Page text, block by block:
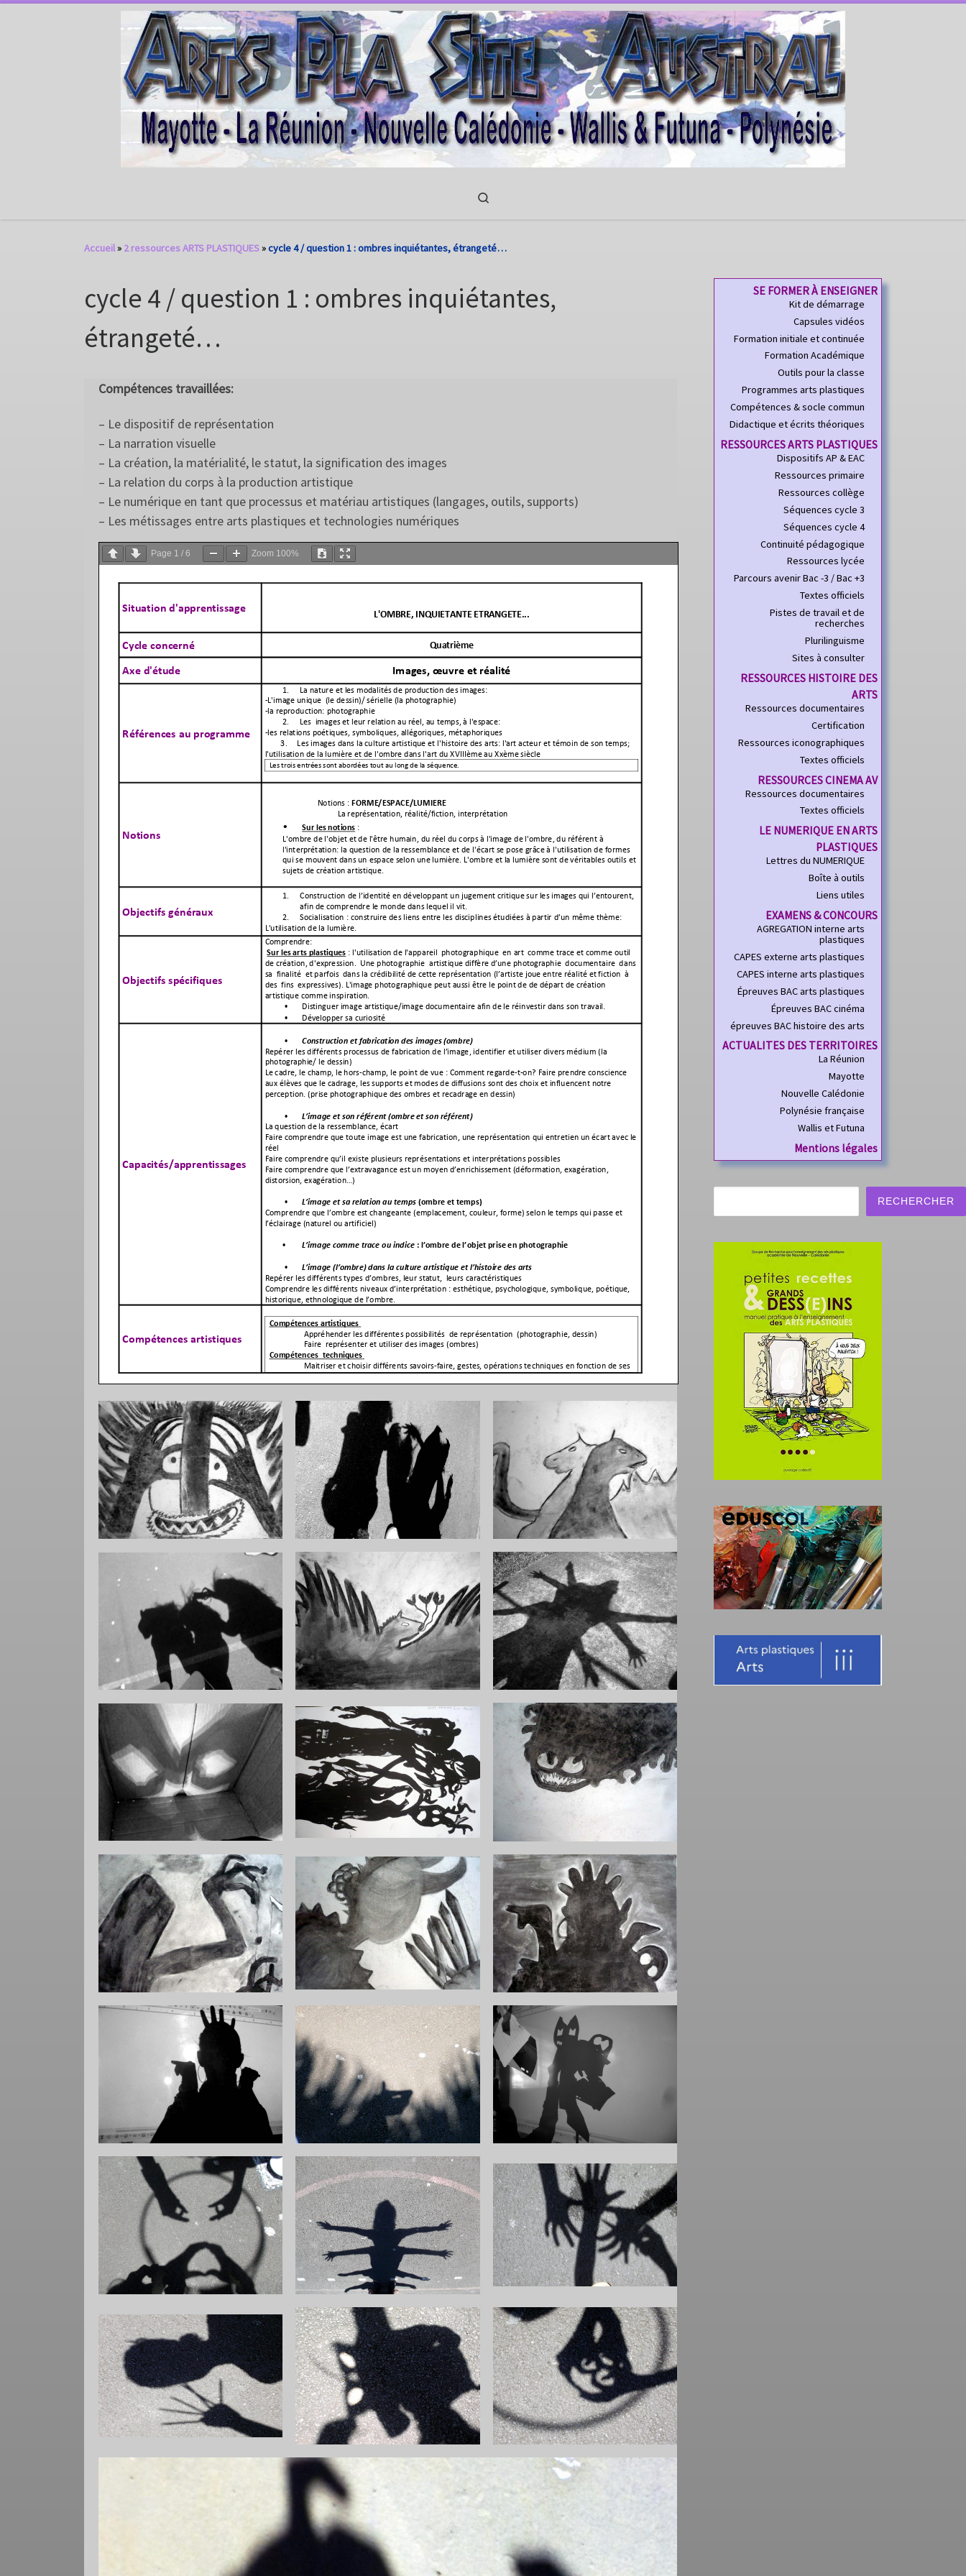
Accueil» 2 ressources ARTS PLASTIQUES»cycle 4 / question 1 : ombres inquiétantes, étrangeté…
cycle 4 / question 1 : ombres inquiétantes,
étrangeté…
Compétences travaillées:
– Le dispositif de représentation
– La narration visuelle
– La création, la matérialité, le statut, la signification des images
– La relation du corps à la production artistique
– Le numérique en tant que processus et matériau artistiques (langages, outils, supports)
– Les métissages entre arts plastiques et technologies numériques
Page 1 / 6 Zoom 100%
SE FORMER À ENSEIGNER
Kit de démarrage
Capsules vidéos
Formation initiale et continuée
Formation Académique
Outils pour la classe
Programmes arts plastiques
Compétences & socle commun
Didactique et écrits théoriques
RESSOURCES ARTS PLASTIQUES
Dispositifs AP & EAC
Ressources primaire
Ressources collège
Séquences cycle 3
Séquences cycle 4
Continuité pédagogique
Ressources lycée
Parcours avenir Bac -3 / Bac +3
Textes officiels
Pistes de travail et de
recherches
Plurilinguisme
Sites à consulter
RESSOURCES HISTOIRE DES
ARTS
Ressources documentaires
Certification
Ressources iconographiques
Textes officiels
RESSOURCES CINEMA AV
Ressources documentaires
Textes officiels
LE NUMERIQUE EN ARTS
PLASTIQUES
Lettres du NUMERIQUE
Boîte à outils
Liens utiles
EXAMENS & CONCOURS
AGREGATION interne arts
plastiques
CAPES externe arts plastiques
CAPES interne arts plastiques
Épreuves BAC arts plastiques
Épreuves BAC cinéma
épreuves BAC histoire des arts
ACTUALITES DES TERRITOIRES
La Réunion
Mayotte
Nouvelle Calédonie
Polynésie française
Wallis et Futuna
Mentions légales
RECHERCHER